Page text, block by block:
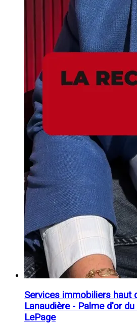
Services immobiliers haut
Lanaudière - Palme d'or
LePage